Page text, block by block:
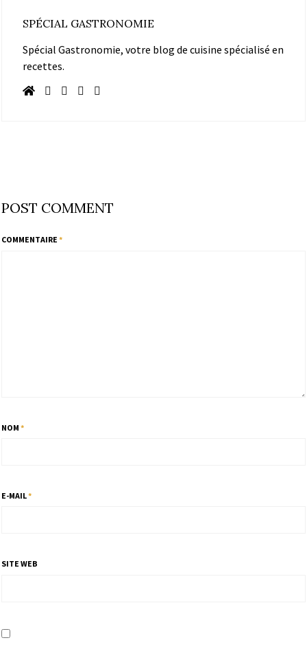
SPÉCIAL GASTRONOMIE
Spécial Gastronomie, votre blog de cuisine spécialisé en
recettes.
POST COMMENT
COMMENTAIRE *
NOM *
E-MAIL*
SITE WEB